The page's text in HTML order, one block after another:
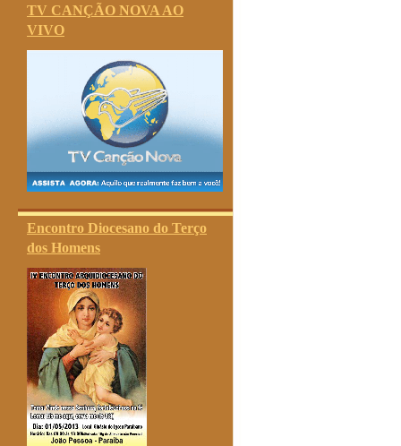
TV CANÇÃO NOVA AO
VIVO
Encontro Diocesano do Terço
dos Homens